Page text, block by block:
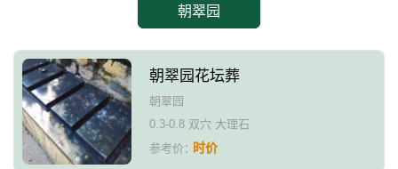
朝翠园
朝翠园花坛葬
朝翠园
0.3-0.8 双穴 大理石
参考价：时价